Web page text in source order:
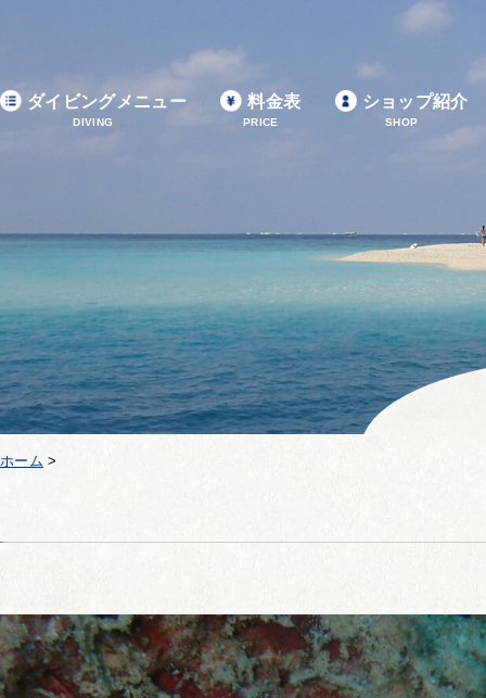
ダイビングメニュー
DIVING
料金表
PRICE
ショップ紹介
SHOP
ホーム >